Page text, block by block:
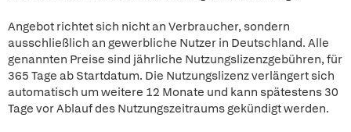
Angebot richtet sich nicht an Verbraucher, sondern
ausschließlich an gewerbliche Nutzer in Deutschland. Alle
genannten Preise sind jährliche Nutzungslizenzgebühren, für
365 Tage ab Startdatum. Die Nutzungslizenz verlängert sich
automatisch um weitere 12 Monate und kann spätestens 30
Tage vor Ablauf des Nutzungszeitraums gekündigt werden.